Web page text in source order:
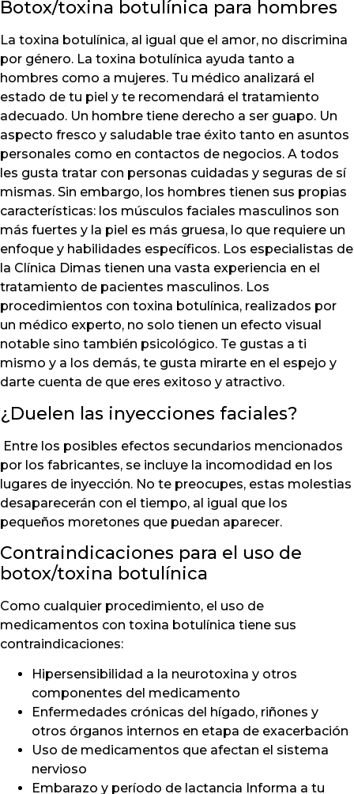
Botox/toxina botulínica para hombres
La toxina botulínica, al igual que el amor, no discrimina
por género. La toxina botulínica ayuda tanto a
hombres como a mujeres. Tu médico analizará el
estado de tu piel y te recomendará el tratamiento
adecuado. Un hombre tiene derecho a ser guapo. Un
aspecto fresco y saludable trae éxito tanto en asuntos
personales como en contactos de negocios. A todos
les gusta tratar con personas cuidadas y seguras de sí
mismas. Sin embargo, los hombres tienen sus propias
características: los músculos faciales masculinos son
más fuertes y la piel es más gruesa, lo que requiere un
enfoque y habilidades específicos. Los especialistas de
la Clínica Dimas tienen una vasta experiencia en el
tratamiento de pacientes masculinos. Los
procedimientos con toxina botulínica, realizados por
un médico experto, no solo tienen un efecto visual
notable sino también psicológico. Te gustas a ti
mismo y a los demás, te gusta mirarte en el espejo y
darte cuenta de que eres exitoso y atractivo.
¿Duelen las inyecciones faciales?
Entre los posibles efectos secundarios mencionados
por los fabricantes, se incluye la incomodidad en los
lugares de inyección. No te preocupes, estas molestias
desaparecerán con el tiempo, al igual que los
pequeños moretones que puedan aparecer.
Contraindicaciones para el uso de
botox/toxina botulínica
Como cualquier procedimiento, el uso de
medicamentos con toxina botulínica tiene sus
contraindicaciones:
Hipersensibilidad a la neurotoxina y otros
componentes del medicamento
Enfermedades crónicas del hígado, riñones y
otros órganos internos en etapa de exacerbación
Uso de medicamentos que afectan el sistema
nervioso
Embarazo y período de lactancia Informa a tu